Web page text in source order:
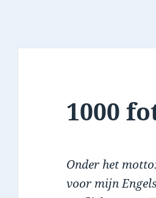
1000
Onder het
voor mijn